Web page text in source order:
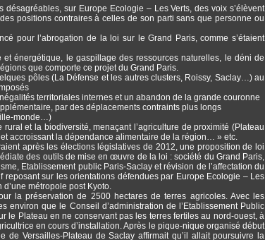
sur Europe Ecologie – Les Verts, des voix s’élèvent
positions contraires à celles de son parti sans que personne ou
pour l’abrogation de la loi sur le Grand Paris, comme s’étaient
énergétique, le gaspillage des ressources naturelles, le déni de
que comporte ce projet du Grand Paris.
pôles (La Défense et les autres clusters, Roissy, Saclay…) au
territoriales internes et un abandon de la grande couronne
par des déplacements contraints plus longs
monde…)
et la biodiversité, menaçant l’agriculture de proximité (Plateau
accroissant la dépendance alimentaire de la région… » etc.
après les élections législatives de 2012, une proposition de loi
des outils de mise en œuvre de la loi : société du Grand Paris,
Etablissement public Paris-Saclay et révision de l’affectation du
sur les orientations défendues par Europe Ecologie – Les
métropole post Kyoto.
la préservation de 2500 hectares de terres agricoles. Avec les
que le Conseil d’administration de l’Etablissement Public
le Plateau en ne conservant pas les terres fertiles au nord-ouest, à
en cours d’installation. Après le pique-nique organisé début
Versailles-Plateau de Saclay affirmait qu’il allait poursuivre la